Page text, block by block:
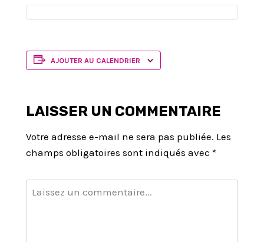
AJOUTER AU CALENDRIER
LAISSER UN COMMENTAIRE
Votre adresse e-mail ne sera pas publiée. Les
champs obligatoires sont indiqués avec *